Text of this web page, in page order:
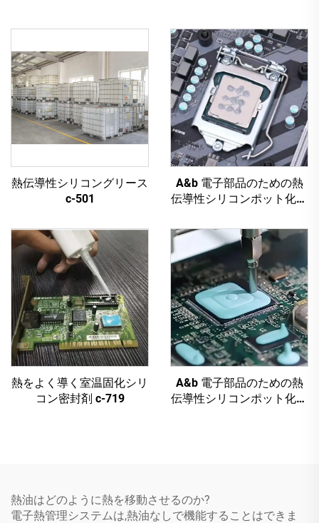
熱伝導性シリコングリース
c-501
A&b 電子部品のための熱
伝導性シリコンポット化合
熱をよく導く室温固化シリ
コン密封剤 c-719
A&b 電子部品のための熱
伝導性シリコンポット化合
熱油はどのように熱を移動させるのか?
電子熱管理システムは,熱油なしで機能することはできま